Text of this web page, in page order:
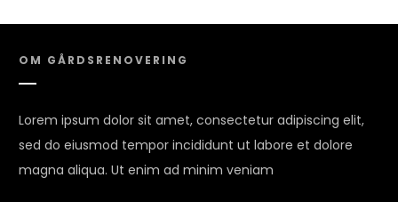
OM GÅRDSRENOVERING
Lorem ipsum dolor sit amet, consectetur adipiscing elit,
sed do eiusmod tempor incididunt ut labore et dolore
magna aliqua. Ut enim ad minim veniam